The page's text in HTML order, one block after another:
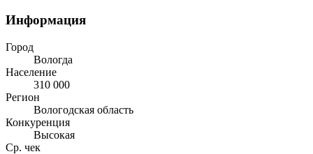
Информация
Город
Вологда
Население
310 000
Регион
Вологодская область
Конкуренция
Высокая
Ср. чек